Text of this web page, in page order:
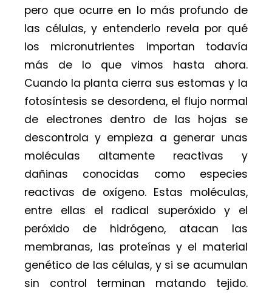
pero que ocurre en lo más profundo de
las células, y entenderlo revela por qué
los micronutrientes importan todavía
más de lo que vimos hasta ahora.
Cuando la planta cierra sus estomas y la
fotosíntesis se desordena, el flujo normal
de electrones dentro de las hojas se
descontrola y empieza a generar unas
moléculas altamente reactivas y
dañinas conocidas como especies
reactivas de oxígeno. Estas moléculas,
entre ellas el radical superóxido y el
peróxido de hidrógeno, atacan las
membranas, las proteínas y el material
genético de las células, y si se acumulan
sin control terminan matando tejido.